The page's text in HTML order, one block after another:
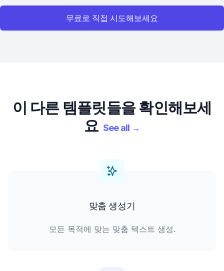
무료로 직접 시도해보세요
이 다른 템플릿들을 확인해보세
요 See all →
맞춤 생성기
모든 목적에 맞는 맞춤 텍스트 생성.